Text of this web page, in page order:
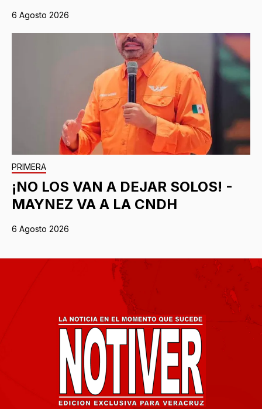
6 Agosto 2026
PRIMERA
¡NO LOS VAN A DEJAR SOLOS! -
MAYNEZ VA A LA CNDH
6 Agosto 2026